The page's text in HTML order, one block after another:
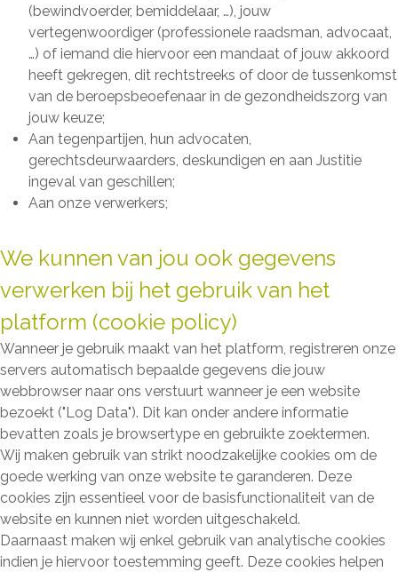
(bewindvoerder, bemiddelaar, …), jouw
vertegenwoordiger (professionele raadsman, advocaat,
…) of iemand die hiervoor een mandaat of jouw akkoord
heeft gekregen, dit rechtstreeks of door de tussenkomst
van de beroepsbeoefenaar in de gezondheidszorg van
jouw keuze;
Aan tegenpartijen, hun advocaten,
gerechtsdeurwaarders, deskundigen en aan Justitie
ingeval van geschillen;
Aan onze verwerkers;
We kunnen van jou ook gegevens
verwerken bij het gebruik van het
platform (cookie policy)
Wanneer je gebruik maakt van het platform, registreren onze
servers automatisch bepaalde gegevens die jouw
webbrowser naar ons verstuurt wanneer je een website
bezoekt ("Log Data"). Dit kan onder andere informatie
bevatten zoals je browsertype en gebruikte zoektermen.
Wij maken gebruik van strikt noodzakelijke cookies om de
goede werking van onze website te garanderen. Deze
cookies zijn essentieel voor de basisfunctionaliteit van de
website en kunnen niet worden uitgeschakeld.
Daarnaast maken wij enkel gebruik van analytische cookies
indien je hiervoor toestemming geeft. Deze cookies helpen